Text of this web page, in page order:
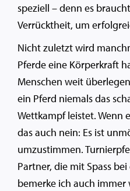
speziell – denn es
Verrücktheit, um
Nicht zuletzt wird
Pferde eine Körperkraft
Menschen weit
ein Pferd niemals das
Wettkampf leistet. Wenn
das auch nein: Es ist
umzustimmen.
Partner, die mit Spass
bemerke ich auch